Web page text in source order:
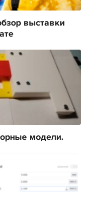
выставки
модели.